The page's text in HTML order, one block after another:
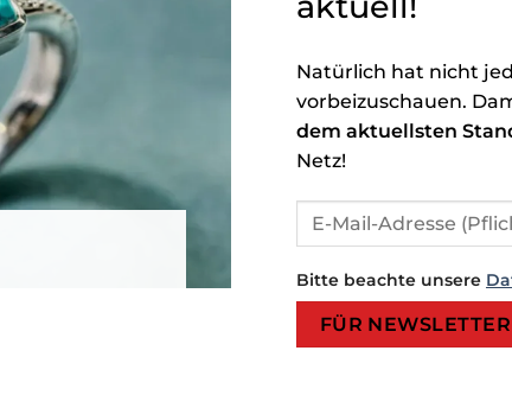
Natürlich hat nicht
vorbeizuschauen.
dem aktuellsten
Netz!
Bitte beachte unsere
Bitte lasse dieses Feld leer.
Bitte lasse dieses Feld leer.